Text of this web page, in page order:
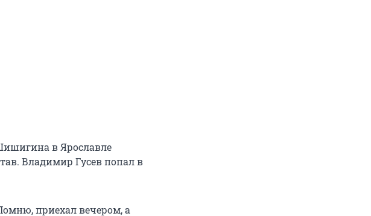
в Ярославле
Владимир Гусев попал в
приехал вечером, а